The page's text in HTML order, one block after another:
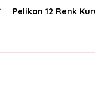
Pelikan 12 Renk